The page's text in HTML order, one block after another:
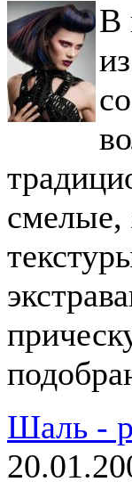
В
смелые,
Шаль -